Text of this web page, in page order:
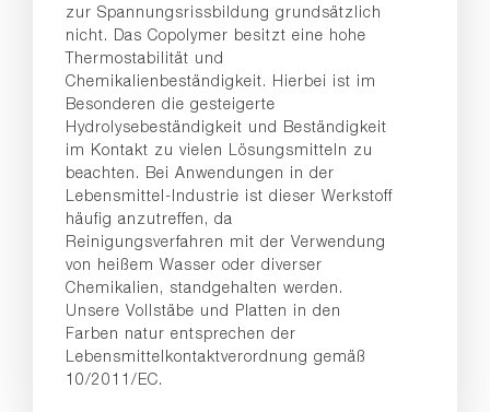
zur Spannungsrissbildung grundsätzlich
nicht. Das Copolymer besitzt eine hohe
Thermostabilität und
Chemikalienbeständigkeit. Hierbei ist im
Besonderen die gesteigerte
Hydrolysebeständigkeit und Beständigkeit
im Kontakt zu vielen Lösungsmitteln zu
beachten. Bei Anwendungen in der
Lebensmittel-Industrie ist dieser Werkstoff
häufig anzutreffen, da
Reinigungsverfahren mit der Verwendung
von heißem Wasser oder diverser
Chemikalien, standgehalten werden.
Unsere Vollstäbe und Platten in den
Farben natur entsprechen der
Lebensmittelkontaktverordnung gemäß
10/2011/EC.